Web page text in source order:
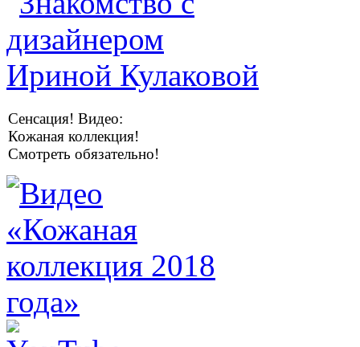
Сенсация! Видео:
Кожаная коллекция!
Смотреть обязательно!